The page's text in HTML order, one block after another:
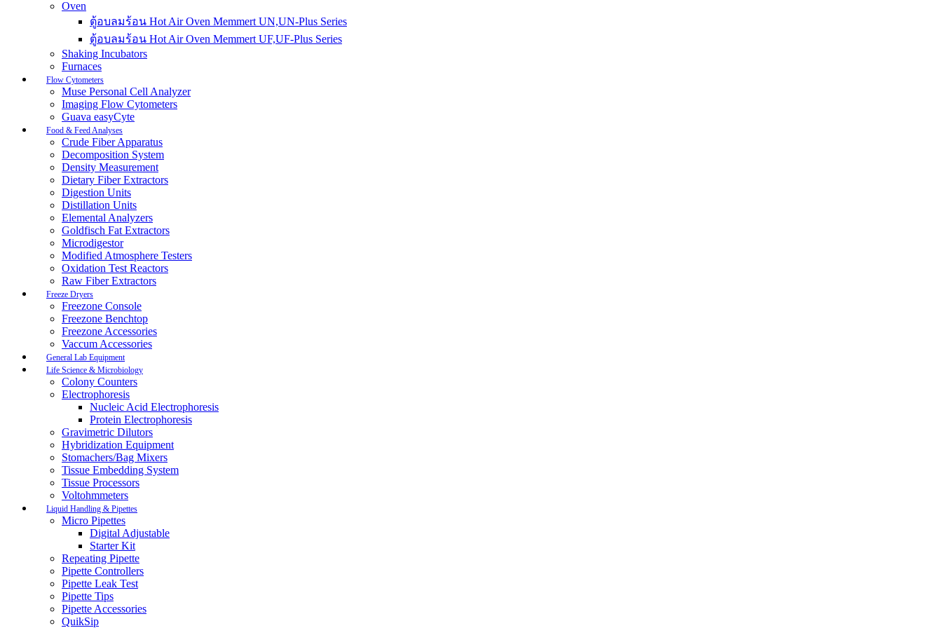
Oven
ตู้อบลมร้อน Hot Air Oven Memmert UN,UN-Plus Series
ตู้อบลมร้อน Hot Air Oven Memmert UF,UF-Plus Series
Shaking Incubators
Furnaces
Flow Cytometers
Muse Personal Cell Analyzer
Imaging Flow Cytometers
Guava easyCyte
Food & Feed Analyses
Crude Fiber Apparatus
Decomposition System
Density Measurement
Dietary Fiber Extractors
Digestion Units
Distillation Units
Elemental Analyzers
Goldfisch Fat Extractors
Microdigestor
Modified Atmosphere Testers
Oxidation Test Reactors
Raw Fiber Extractors
Freeze Dryers
Freezone Console
Freezone Benchtop
Freezone Accessories
Vaccum Accessories
General Lab Equipment
Life Science & Microbiology
Colony Counters
Electrophoresis
Nucleic Acid Electrophoresis
Protein Electrophoresis
Gravimetric Dilutors
Hybridization Equipment
Stomachers/Bag Mixers
Tissue Embedding System
Tissue Processors
Voltohmmeters
Liquid Handling & Pipettes
Micro Pipettes
Digital Adjustable
Starter Kit
Repeating Pipette
Pipette Controllers
Pipette Leak Test
Pipette Tips
Pipette Accessories
QuikSip